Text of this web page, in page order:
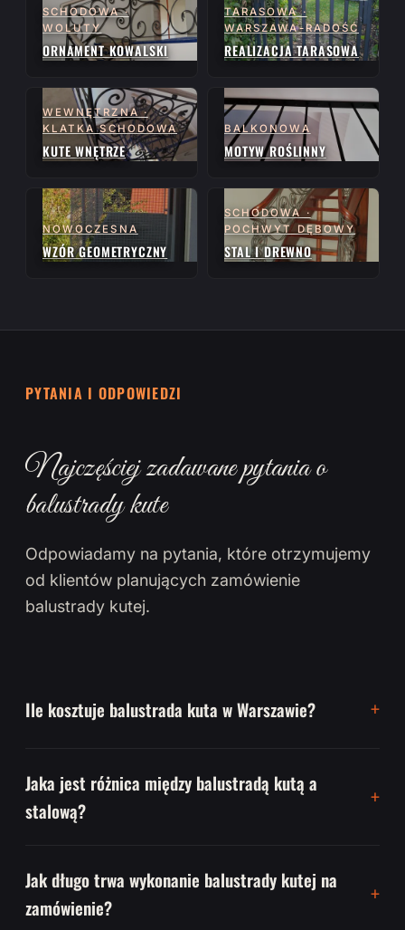
SCHODOWA ·
WOLUTY
ORNAMENT KOWALSKI
TARASOWA ·
WARSZAWA-RADOŚĆ
REALIZACJA TARASOWA
WEWNĘTRZNA ·
KLATKA SCHODOWA
KUTE WNĘTRZE
BALKONOWA
MOTYW ROŚLINNY
NOWOCZESNA
WZÓR GEOMETRYCZNY
SCHODOWA ·
POCHWYT DĘBOWY
STAL I DREWNO
PYTANIA I ODPOWIEDZI
Najczęściej zadawane pytania o
balustrady kute
Odpowiadamy na pytania, które otrzymujemy
od klientów planujących zamówienie
balustrady kutej.
Ile kosztuje balustrada kuta w Warszawie?
Jaka jest różnica między balustradą kutą a
stalową?
Jak długo trwa wykonanie balustrady kutej na
zamówienie?